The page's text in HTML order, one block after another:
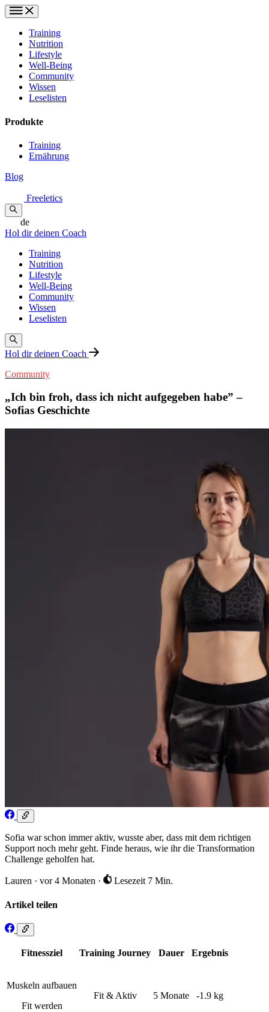
Training
Nutrition
Lifestyle
Well-Being
Community
Wissen
Leselisten
Produkte
Training
Ernährung
Blog
Freeletics
de
Hol dir deinen Coach
Training
Nutrition
Lifestyle
Well-Being
Community
Wissen
Leselisten
Hol dir deinen Coach
Community
„Ich bin froh, dass ich nicht aufgegeben habe” –
Sofias Geschichte
Sofia war schon immer aktiv, wusste aber, dass mit dem richtigen
Support noch mehr geht. Finde heraus, wie ihr die Transformation
Challenge geholfen hat.
Lauren · vor 4 Monaten · Lesezeit 7 Min.
Artikel teilen
Fitnessziel Training Journey Dauer Ergebnis
Muskeln aufbauen
Fit werden
Fit & Aktiv 5 Monate -1.9 kg